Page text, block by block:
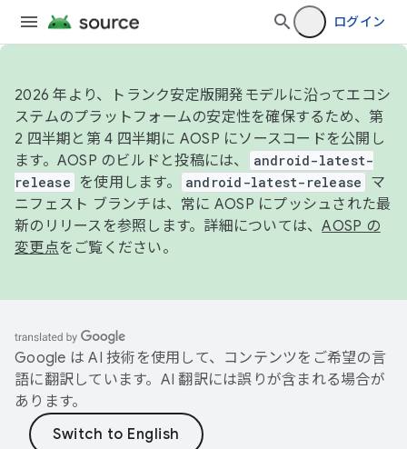
ログイン
2026 年より、トランク安定版開発モデルに沿ってエコシ
ステムのプラットフォームの安定性を確保するため、第
2 四半期と第 4 四半期に AOSP にソースコードを公開し
ます。AOSP のビルドと投稿には、
android-latest-
release
を使用します。 android-latest-release
マ
ニフェスト ブランチは、常に AOSP にプッシュされた最
新のリリースを参照します。詳細については、AOSP の
変更点をご覧ください。
Google は AI 技術を使用して、コンテンツをご希望の言
語に翻訳しています。AI 翻訳には誤りが含まれる場合が
あります。